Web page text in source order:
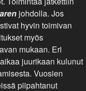
johdolla. Jos
hyvin toimivan
myös
mukaan. Eri
juurikaan kulunut
Vuosien
piipahtanut